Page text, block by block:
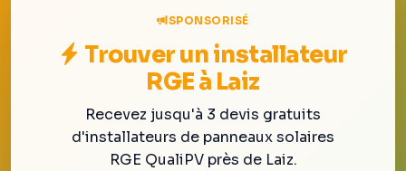
SPONSORISÉ
Trouver un installateur
RGE à Laiz
Recevez jusqu'à 3 devis gratuits
d'installateurs de panneaux solaires
RGE QualiPV près de Laiz.